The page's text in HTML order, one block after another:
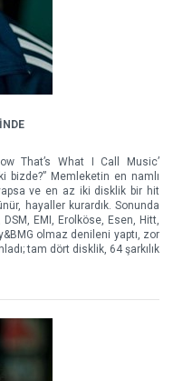
That’s What I Call Music’
bizde?” Memleketin en namlı
ve en az iki disklik bir hit
hayaller kurardık. Sonunda
EMI, Erolköse, Esen, Hitt,
olmaz denileni yaptı, zor
tam dört disklik, 64 şarkılık